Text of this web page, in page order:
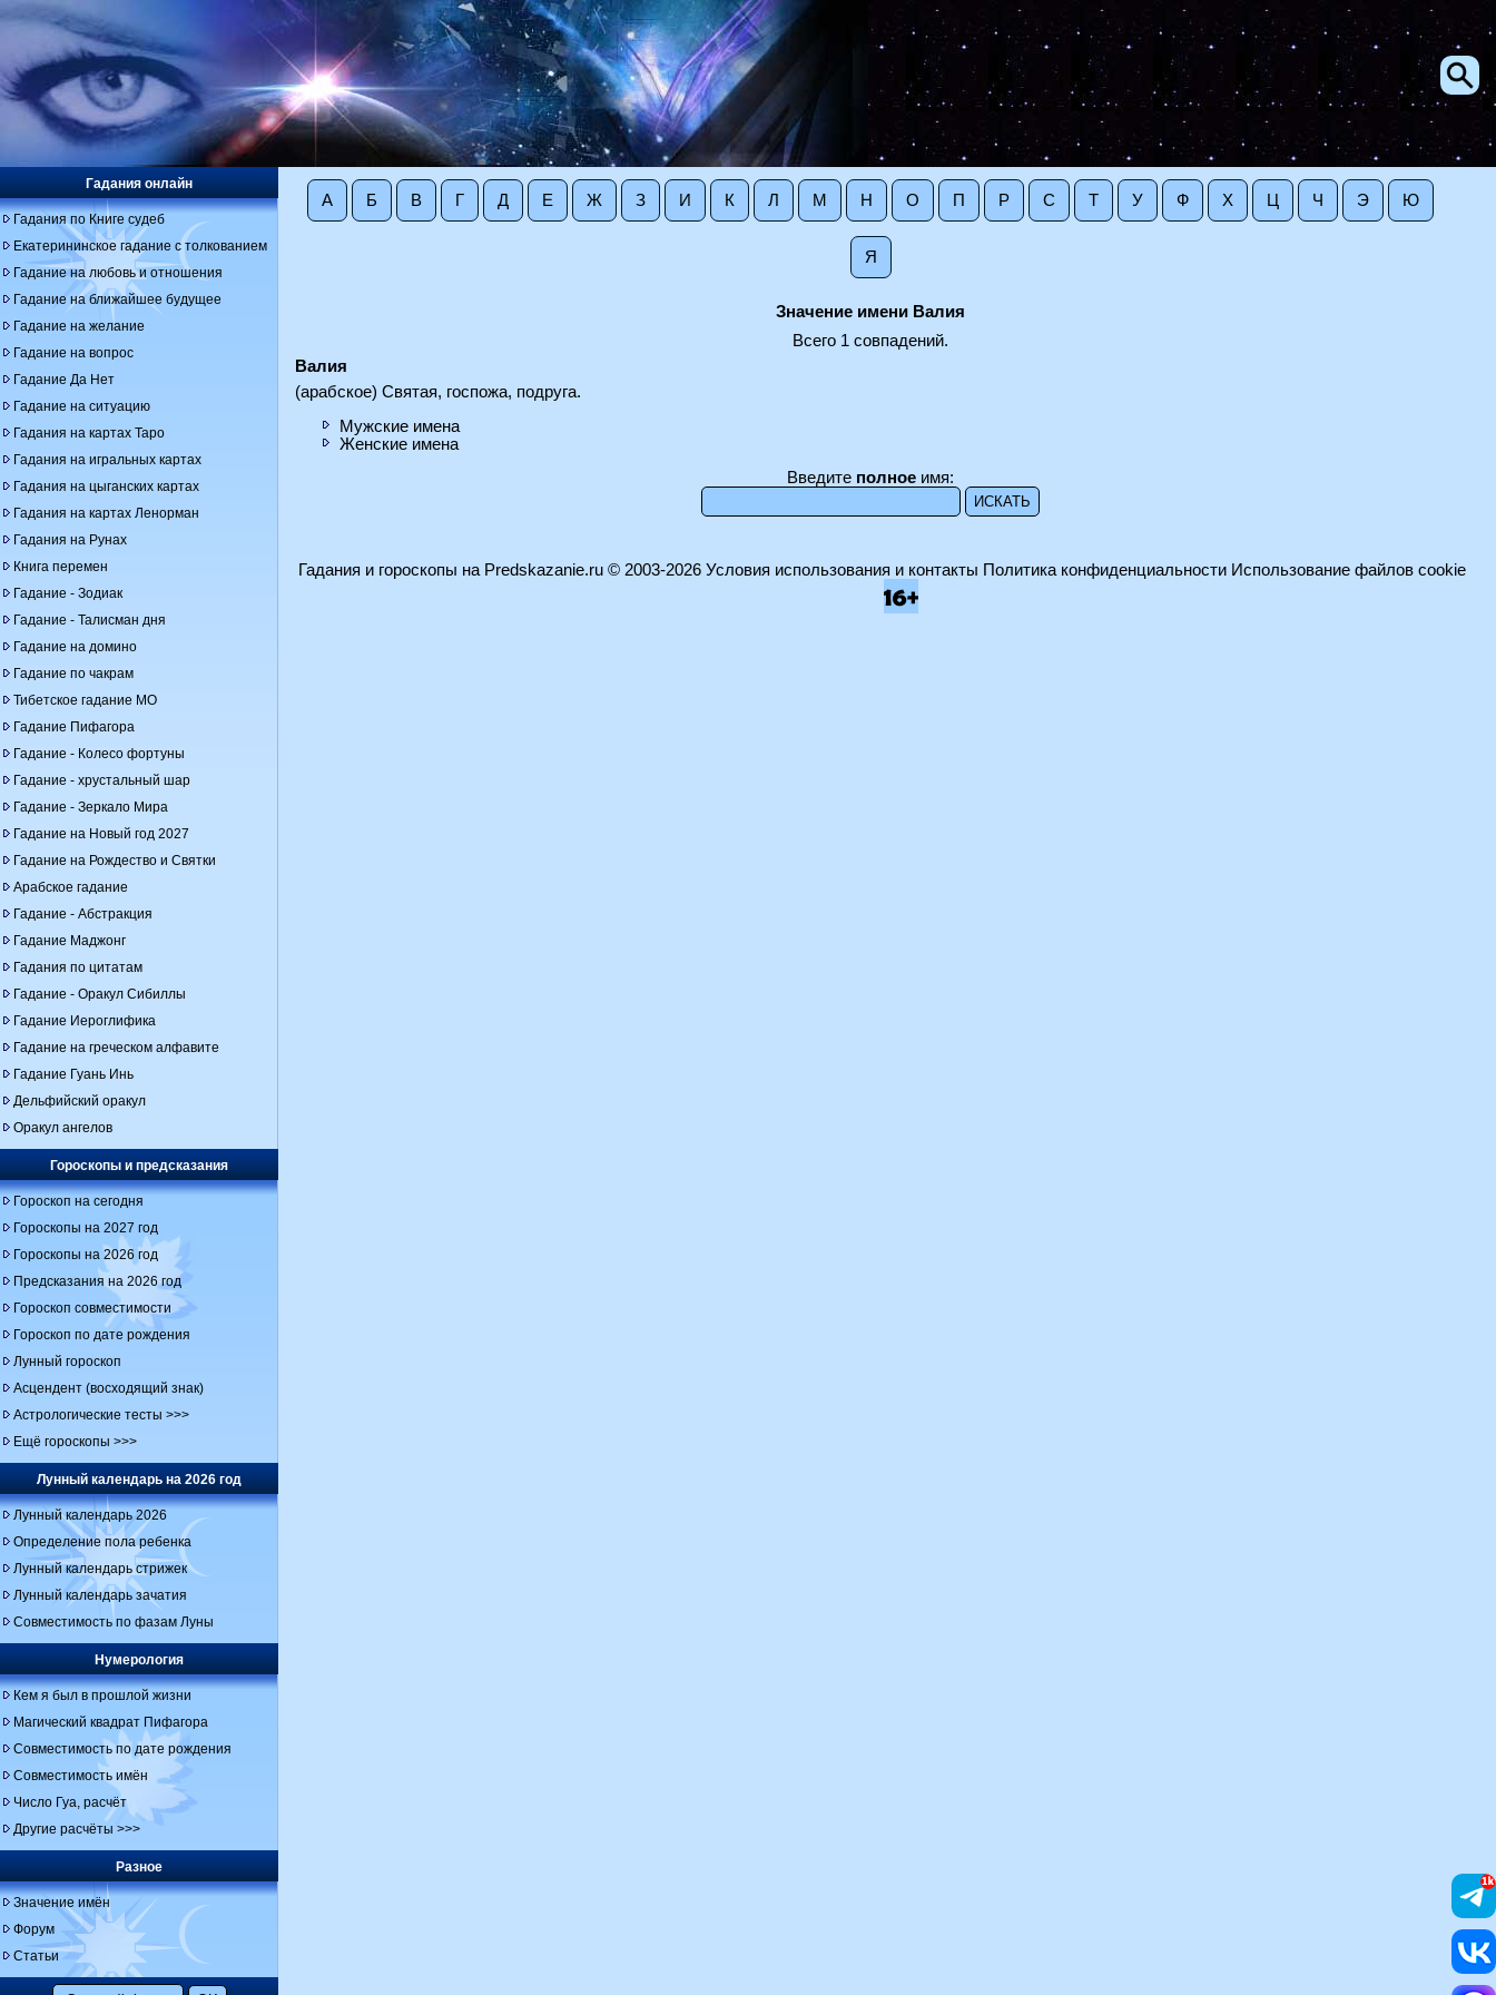
А Б В Г Д Е Ж З И К Л М Н О П Р С Т У Ф Х Ц Ч Э Ю
Я
Значение имени Валия
Всего 1 совпадений.
Валия
(арабское) Святая, госпожа, подруга.
Мужские имена
Женские имена
Введите полное имя:
Гадания онлайн
Гадания по Книге судеб
Екатерининское гадание с толкованием
Гадание на любовь и отношения
Гадание на ближайшее будущее
Гадание на желание
Гадание на вопрос
Гадание Да Нет
Гадание на ситуацию
Гадания на картах Таро
Гадания на игральных картах
Гадания на цыганских картах
Гадания на картах Ленорман
Гадания на Рунах
Книга перемен
Гадание - Зодиак
Гадание - Талисман дня
Гадание на домино
Гадание по чакрам
Тибетское гадание МО
Гадание Пифагора
Гадание - Колесо фортуны
Гадание - хрустальный шар
Гадание - Зеркало Мира
Гадание на Новый год 2027
Гадание на Рождество и Святки
Арабское гадание
Гадание - Абстракция
Гадание Маджонг
Гадания по цитатам
Гадание - Оракул Сибиллы
Гадание Иероглифика
Гадание на греческом алфавите
Гадание Гуань Инь
Дельфийский оракул
Оракул ангелов
Гороскопы и предсказания
Гороскоп на сегодня
Гороскопы на 2027 год
Гороскопы на 2026 год
Предсказания на 2026 год
Гороскоп совместимости
Гороскоп по дате рождения
Лунный гороскоп
Асцендент (восходящий знак)
Астрологические тесты >>>
Ещё гороскопы >>>
Лунный календарь на 2026 год
Лунный календарь 2026
Определение пола ребенка
Лунный календарь стрижек
Лунный календарь зачатия
Совместимость по фазам Луны
Нумерология
Кем я был в прошлой жизни
Магический квадрат Пифагора
Совместимость по дате рождения
Совместимость имён
Число Гуа, расчёт
Другие расчёты >>>
Разное
Значение имён
Форум
Статьи
Гадания и гороскопы на Predskazanie.ru© 2003-2026 Условия использования и контакты Политика конфиденциальности Использование файлов cookie